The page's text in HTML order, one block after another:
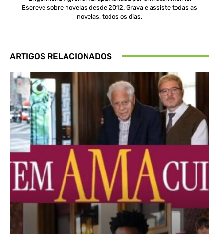
Escreve sobre novelas desde 2012. Grava e assiste todas as
novelas, todos os dias.
ARTIGOS RELACIONADOS